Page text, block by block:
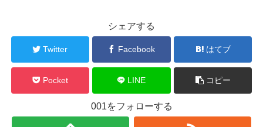
シェアする
Twitter Facebook はてブ
Pocket LINE コピー
001をフォローする